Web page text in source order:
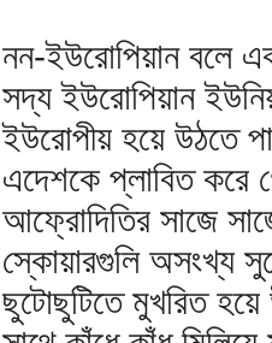
নন-ইউরোপিয়ান বলে
সদ্য ইউরোপিয়ান
ইউরোপীয় হয়ে উঠতে
এদেশকে প্লাবিত করে
আফ্রোদিতির সাজে
স্কোয়ারগুলি অসংখ্য
ছুটোছুটিতে মুখরিত